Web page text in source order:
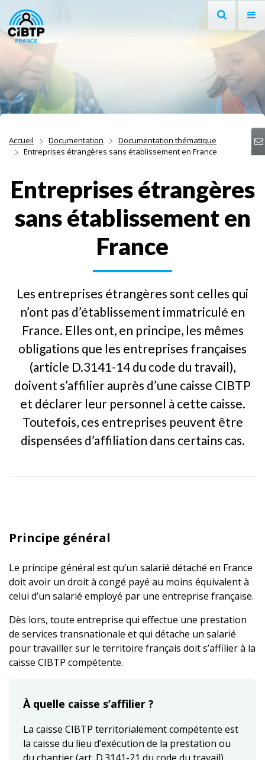
Aller au contenu
Aller à la recherche
Aller à la navigation
Accueil Documentation
Documentation thématique
Entreprises étrangères sans établissement en France
Entreprises étrangères
sans établissement en
France
Les entreprises étrangères sont celles qui
n’ont pas d’établissement immatriculé en
France. Elles ont, en principe, les mêmes
obligations que les entreprises françaises
(article D.3141-14 du code du travail),
doivent s’affilier auprès d’une caisse CIBTP
et déclarer leur personnel à cette caisse.
Toutefois, ces entreprises peuvent être
dispensées d’affiliation dans certains cas.
Principe général
Le principe général est qu’un salarié détaché en France
doit avoir un droit à congé payé au moins équivalent à
celui d’un salarié employé par une entreprise française.
Dès lors, toute entreprise qui effectue une prestation
de services transnationale et qui détache un salarié
pour travailler sur le territoire français doit s’affilier à la
caisse CIBTP compétente.
À quelle caisse s’affilier ?
La caisse CIBTP territorialement compétente est
la caisse du lieu d’exécution de la prestation ou